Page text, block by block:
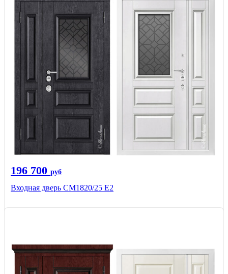
196 700 руб
Входная дверь СМ1820/25 Е2